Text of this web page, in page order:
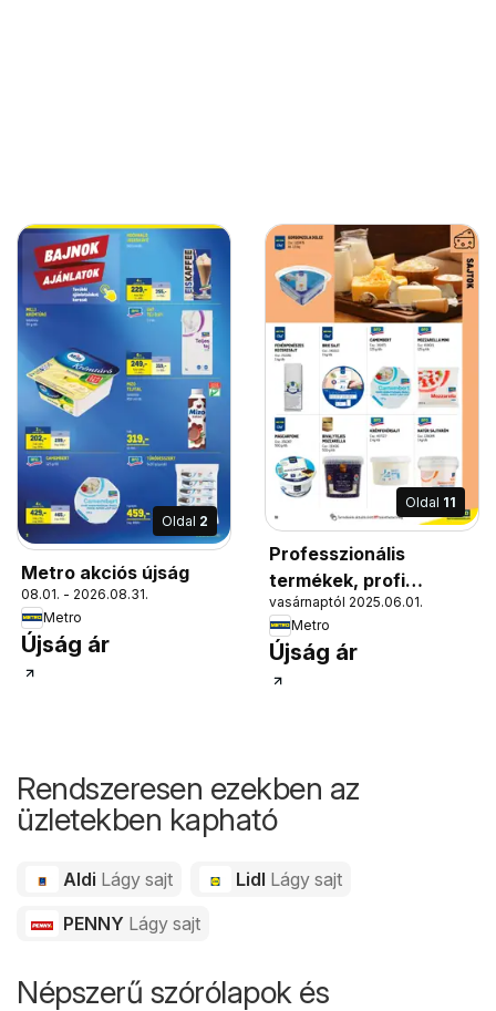
Oldal 2
Metro akciós újság
08.01. - 2026.08.31.
Metro
Újság ár
Oldal 11
Professzionális
termékek, profi
felhasználóknak!
vasárnaptól 2025.06.01.
Metro
Újság ár
Rendszeresen ezekben az
üzletekben kapható
Aldi Lágy sajt Lidl Lágy sajt
PENNY Lágy sajt
Népszerű szórólapok és